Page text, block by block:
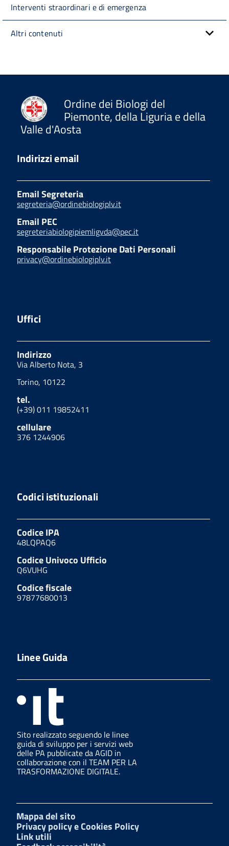
Interventi straordinari e di emergenza
Altri contenuti
Ordine dei Biologi del
Piemonte, della Liguria e della
Valle d'Aosta
Indirizzi email
Email Segreteria
segreteria@ordinebiologiplv.it
Email PEC
segreteriabiologipiemligvda@pec.it
Responsabile Protezione Dati Personali
privacy@ordinebiologiplv.it
Uffici
Indirizzo
Via Alberto Nota, 3
Torino, 10122
tel.
(+39) 011 19852411
cellulare
376 1244906
Codici istituzionali
Codice IPA
48LQPAQ6
Codice Univoco Ufficio
Q6VUHG
Codice fiscale
97877680013
Linee Guida
Sito realizzato seguendo le linee
guida di sviluppo per i servizi web
delle PA pubblicate da AGID in
collaborazione con il TEAM PER LA
TRASFORMAZIONE DIGITALE.
Mappa del sito
Privacy policy e Cookies Policy
Link utili